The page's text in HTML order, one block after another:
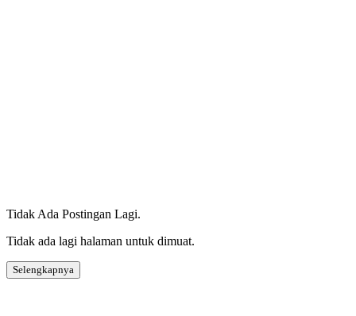
Tidak Ada Postingan Lagi.
Tidak ada lagi halaman untuk dimuat.
Selengkapnya